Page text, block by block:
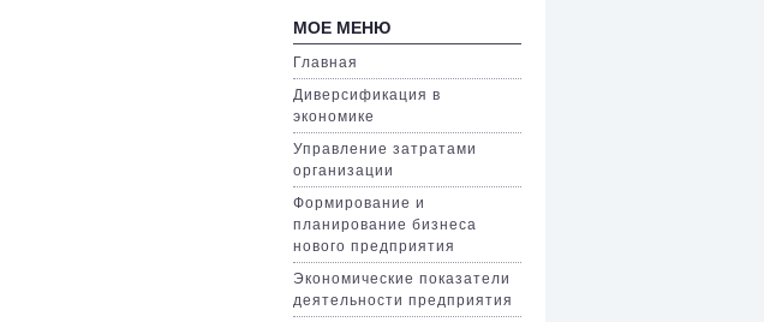
МОЕ МЕНЮ
Главная
Диверсификация в
экономике
Управление затратами
организации
Формирование и
планирование бизнеса
нового предприятия
Экономические показатели
деятельности предприятия